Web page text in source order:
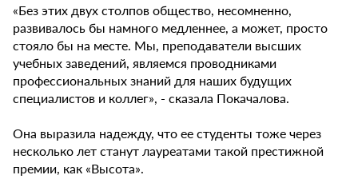
«Без этих двух столпов общество, несомненно,
развивалось бы намного медленнее, а может, просто
стояло бы на месте. Мы, преподаватели высших
учебных заведений, являемся проводниками
профессиональных знаний для наших будущих
специалистов и коллег», - сказала Покачалова.
Она выразила надежду, что ее студенты тоже через
несколько лет станут лауреатами такой престижной
премии, как «Высота».